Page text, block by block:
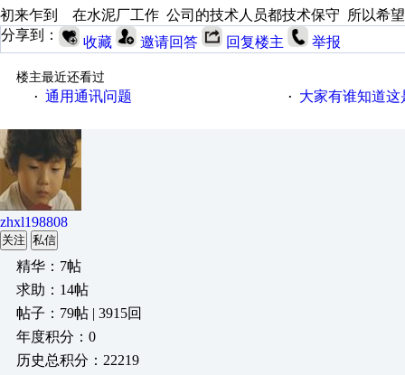
初来乍到 在水泥厂工作 公司的技术人员都技术保守 所以希
分享到：
收藏 邀请回答 回复楼主 举报
楼主最近还看过
· 通用通讯问题 · 大家有谁知道
zhxl198808
关注 私信
精华：7帖
求助：14帖
帖子：79帖 | 3915回
年度积分：0
历史总积分：22219